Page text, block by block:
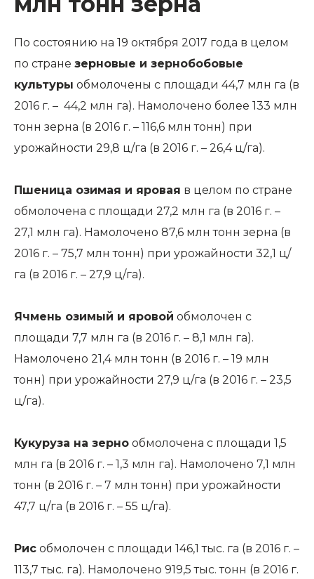
По состоянию на 19 октября 2017 года в целом
по стране зерновые и зернобобовые
культуры обмолочены с площади 44,7 млн га (в
2016 г. – 44,2 млн га). Намолочено более 133 млн
тонн зерна (в 2016 г. – 116,6 млн тонн) при
урожайности 29,8 ц/га (в 2016 г. – 26,4 ц/га).
Пшеница озимая и яровая в целом по стране
обмолочена с площади 27,2 млн га (в 2016 г. –
27,1 млн га). Намолочено 87,6 млн тонн зерна (в
2016 г. – 75,7 млн тонн) при урожайности 32,1 ц/
га (в 2016 г. – 27,9 ц/га).
Ячмень озимый и яровой обмолочен с
площади 7,7 млн га (в 2016 г. – 8,1 млн га).
Намолочено 21,4 млн тонн (в 2016 г. – 19 млн
тонн) при урожайности 27,9 ц/га (в 2016 г. – 23,5
ц/га).
Кукуруза на зерно обмолочена с площади 1,5
млн га (в 2016 г. – 1,3 млн га). Намолочено 7,1 млн
тонн (в 2016 г. – 7 млн тонн) при урожайности
47,7 ц/га (в 2016 г. – 55 ц/га).
Рис обмолочен с площади 146,1 тыс. га (в 2016 г. –
113,7 тыс. га). Намолочено 919,5 тыс. тонн (в 2016 г.